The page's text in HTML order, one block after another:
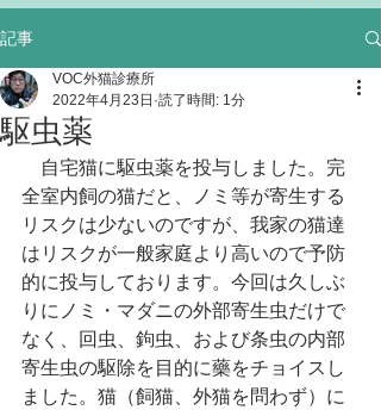
記事
駆虫薬
VOC外猫診療所
2022年4月23日 読了時間: 1分
自宅猫に駆虫薬を投与しました。完
全室内飼の猫だと、ノミ等が寄生する
リスクは少ないのですが、我家の猫達
はリスクが一般家庭より高いので予防
的に投与しております。今回は久しぶ
りにノミ・マダニの外部寄生虫だけで
なく、回虫、鉤虫、および条虫の内部
寄生虫の駆除を目的に藥をチョイスし
ました。猫（飼猫、外猫を問わず）に